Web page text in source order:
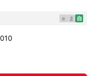
e ま 自